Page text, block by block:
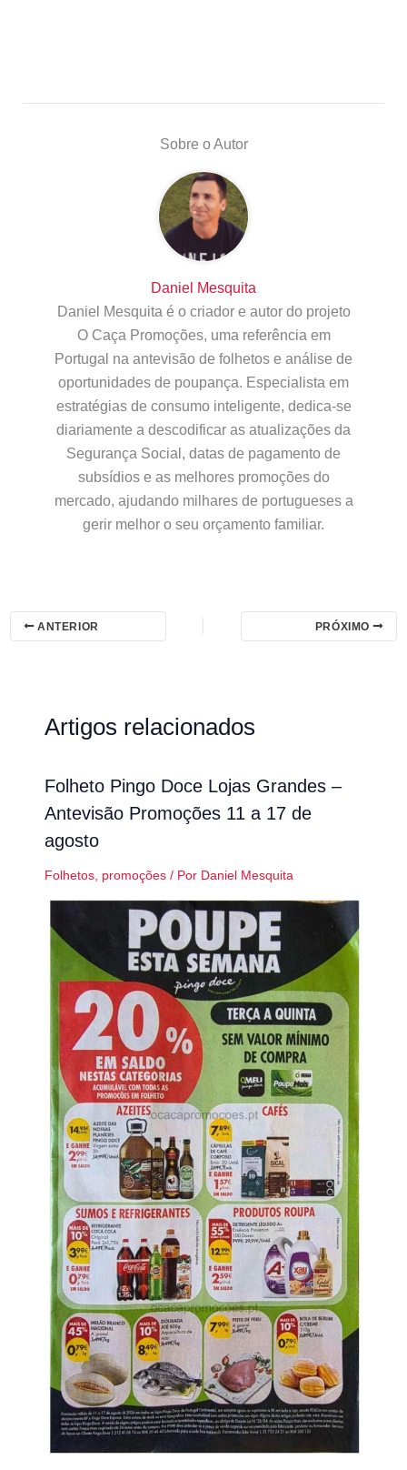
Sobre o Autor
Daniel Mesquita
Daniel Mesquita é o criador e autor do projeto
O Caça Promoções, uma referência em
Portugal na antevisão de folhetos e análise de
oportunidades de poupança. Especialista em
estratégias de consumo inteligente, dedica-se
diariamente a descodificar as atualizações da
Segurança Social, datas de pagamento de
subsídios e as melhores promoções do
mercado, ajudando milhares de portugueses a
gerir melhor o seu orçamento familiar.
ANTERIOR PRÓXIMO
Artigos relacionados
Folheto Pingo Doce Lojas Grandes –
Antevisão Promoções 11 a 17 de
agosto
Folhetos, promoções/ Por Daniel Mesquita